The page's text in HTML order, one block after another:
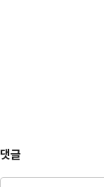
댓글